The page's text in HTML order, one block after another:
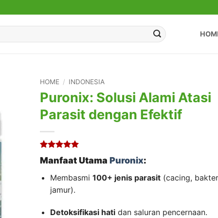
HOME / INDONESIA
Puronix: Solusi Alami Atasi
Parasit dengan Efektif
Rated5
out of 5
1
customer
rating
Manfaat UtamaPuronix:
Membasmi100+ jenis parasit (cacing,
jamur).
Detoksifikasi hati dan saluran pencernaan.